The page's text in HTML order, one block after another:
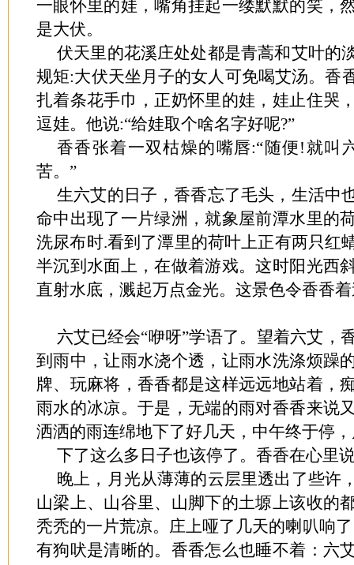
一眼怀里的娃，嘴角挂起一缕默默的笑，
是大伏。
伏天里的花溪庄处处都是青蒿和艾叶的
规矩:大伏天坐月子的女人可免喝艾汤。香
扎着条花手巾，正奶怀里的娃，娃止住哭
逗娃。他说:“给娃取个啥名字好呢?”
香香张着一双枯燥的嘴唇:“随便!就叫
苦。”
生六艾的日子，香香忘了毛头，生活中
命中出现了一片绿洲，就象屋前潭水里的
洗尿布时.看到了潭里的荷叶上正有两只红
半沉到水面上，在做着游戏。这时阳光西
直射水底，溅起万点金光。这景色令香香
六艾已经会“咿呀”学语了。望着六艾，
到雨中，让雨水浇个透，让雨水洗涤烦躁
牌、玩麻将，香香都是这样远远地站着，
雨水的冰凉。于是，无端的雨对香香来说
洒洒的雨连绵地下了好几天，中午终于停
下了这么多日子也该停了。香香在心里
晚上，月光从薄薄的云层里透出了些许
山梁上、山谷里、山脚下的土塬上该收的
秃秃的一片荒凉。庄上哑了几天的喇叭响
有狗吠是清晰的。香香怎么也睡不着：六